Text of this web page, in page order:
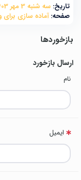
تاریخ: سه شنبه 3 مهر 1403 - 16:31
صفحه:آماده سازی
بازخوردها
ارسال بازخورد
نام
ایمیل